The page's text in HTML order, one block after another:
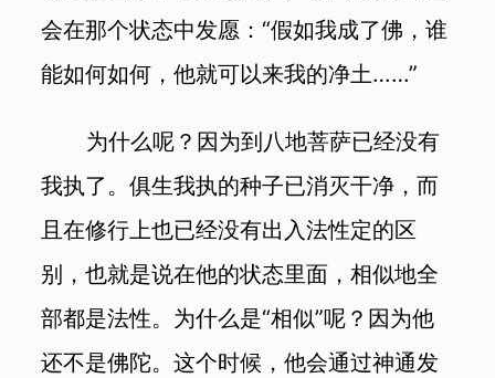
会在那个状态中发愿：“假如我成了佛，谁
能如何如何，他就可以来我的净土……”
为什么呢？因为到八地菩萨已经没有
我执了。俱生我执的种子已消灭干净，而
且在修行上也已经没有出入法性定的区
别，也就是说在他的状态里面，相似地全
部都是法性。为什么是“相似”呢？因为他
还不是佛陀。这个时候，他会通过神通发